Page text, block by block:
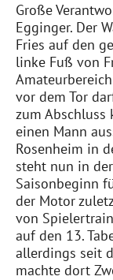
Große
Egginger. Der
Fries auf den
linke Fuß von
vor dem Tor
zum Abschluss
einen Mann
Rosenheim in
steht nun in
Saisonbeginn
der Motor
von
auf den 13.
allerdings seit
machte dort